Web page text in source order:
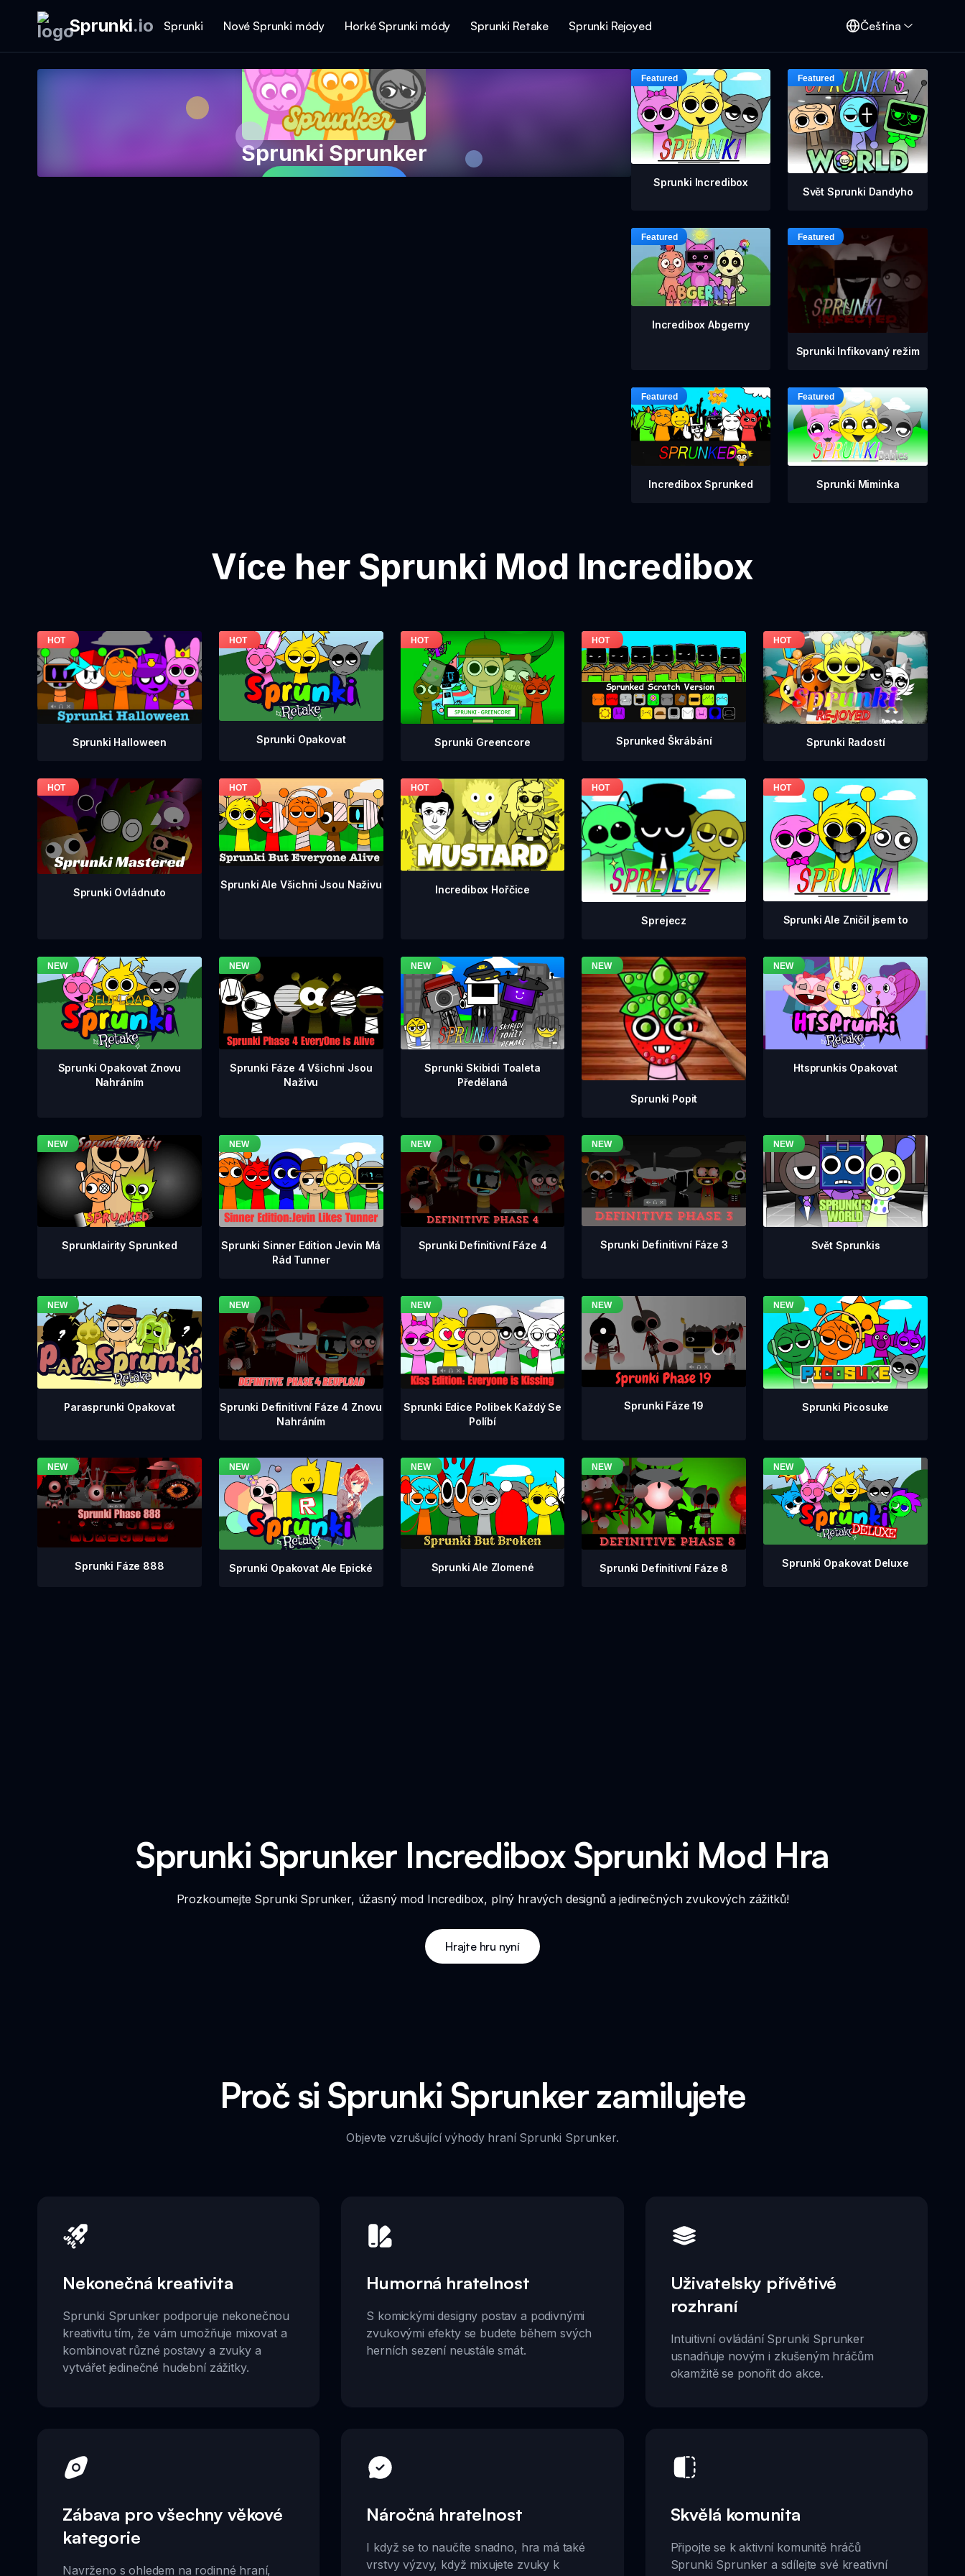
Sprunki.io Sprunki Nové Sprunki módy Horké Sprunki módy Sprunki Retake Sprunki Rejoyed Čeština
Sprunki Sprunker
Sprunki Incredibox
Svět Sprunki Dandyho
Incredibox Abgerny
Sprunki Infikovaný režim
Incredibox Sprunked Sprunki Miminka
Více her Sprunki Mod Incredibox
Sprunki Halloween Sprunki Opakovat Sprunki Greencore Sprunked Škrábání Sprunki Radostí
Sprunki Ovládnuto
Sprunki Ale Všichni Jsou Naživu Incredibox Hořčice
Sprejecz Sprunki Ale Zničil jsem to
Sprunki Opakovat Znovu
Nahráním
Sprunki Fáze 4 Všichni Jsou
Naživu
Sprunki Skibidi Toaleta
Předělaná
Sprunki Popit
Htsprunkis Opakovat
Sprunklairity Sprunked
Sprunki Sinner Edition Jevin Má
Rád Tunner
Sprunki Definitivní Fáze 4 Sprunki Definitivní Fáze 3 Svět Sprunkis
Parasprunki Opakovat
Sprunki Definitivní Fáze 4 Znovu
Nahráním
Sprunki Edice Polibek Každý Se
Políbí
Sprunki Fáze 19 Sprunki Picosuke
Sprunki Fáze 888 Sprunki Opakovat Ale Epické Sprunki Ale Zlomené Sprunki Definitivní Fáze 8 Sprunki Opakovat Deluxe
Sprunki Sprunker Incredibox Sprunki Mod Hra
Prozkoumejte Sprunki Sprunker, úžasný mod Incredibox, plný hravých designů a jedinečných zvukových zážitků!
Hrajte hru nyní
Proč si Sprunki Sprunker zamilujete
Objevte vzrušující výhody hraní Sprunki Sprunker.
Nekonečná kreativita
Sprunki Sprunker podporuje nekonečnou
kreativitu tím, že vám umožňuje mixovat a
kombinovat různé postavy a zvuky a
vytvářet jedinečné hudební zážitky.
Humorná hratelnost
S komickými designy postav a podivnými
zvukovými efekty se budete během svých
herních sezení neustále smát.
Uživatelsky přívětivé
rozhraní
Intuitivní ovládání Sprunki Sprunker
usnadňuje novým i zkušeným hráčům
okamžitě se ponořit do akce.
Zábava pro všechny věkové
kategorie
Navrženo s ohledem na rodinné hraní,
Náročná hratelnost
I když se to naučíte snadno, hra má také
vrstvy výzvy, když mixujete zvuky k
Skvělá komunita
Připojte se k aktivní komunitě hráčů
Sprunki Sprunker a sdílejte své kreativní